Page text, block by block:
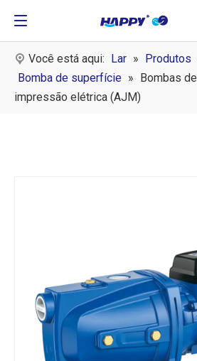
Você está aqui: Lar » Produtos
Bomba de superfície » Bombas
impressão elétrica (AJM)